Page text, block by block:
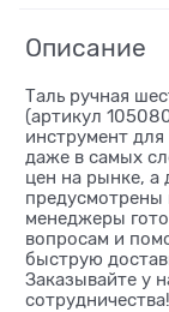
Описание
Таль ручная
(артикул
инструмент
даже в самых
цен на рынке, а
менеджеры
вопросам и
быструю
Заказывайте у
сотрудничества!